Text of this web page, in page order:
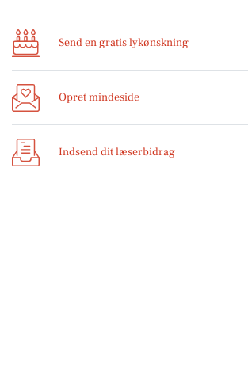
Send en gratis lykønskning
Opret mindeside
Indsend dit læserbidrag